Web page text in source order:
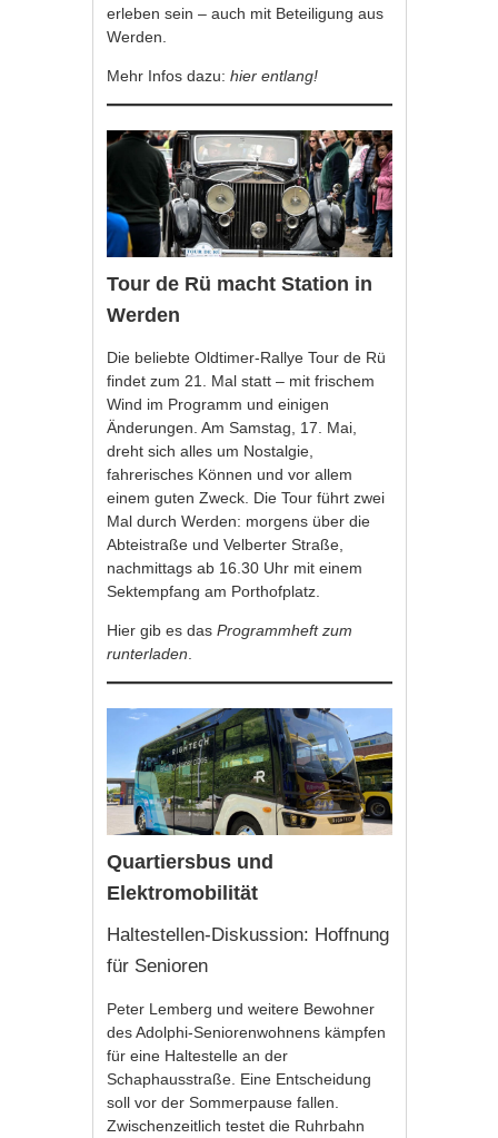
erleben sein – auch mit Beteiligung aus
Werden.
Mehr Infos dazu:hier entlang!
Tour de Rü macht Station in
Werden
Die beliebte Oldtimer-Rallye Tour de Rü
findet zum 21. Mal statt – mit frischem
Wind im Programm und einigen
Änderungen. Am Samstag, 17. Mai,
dreht sich alles um Nostalgie,
fahrerisches Können und vor allem
einem guten Zweck. Die Tour führt zwei
Mal durch Werden: morgens über die
Abteistraße und Velberter Straße,
nachmittags ab 16.30 Uhr mit einem
Sektempfang am Porthofplatz.
Hier gib es dasProgrammheft zum
runterladen
Quartiersbus und
Elektromobilität
Haltestellen-Diskussion: Hoffnung
für Senioren
Peter Lemberg und weitere Bewohner
des Adolphi-Seniorenwohnens kämpfen
für eine Haltestelle an der
Schaphausstraße. Eine Entscheidung
soll vor der Sommerpause fallen.
Zwischenzeitlich testet die Ruhrbahn